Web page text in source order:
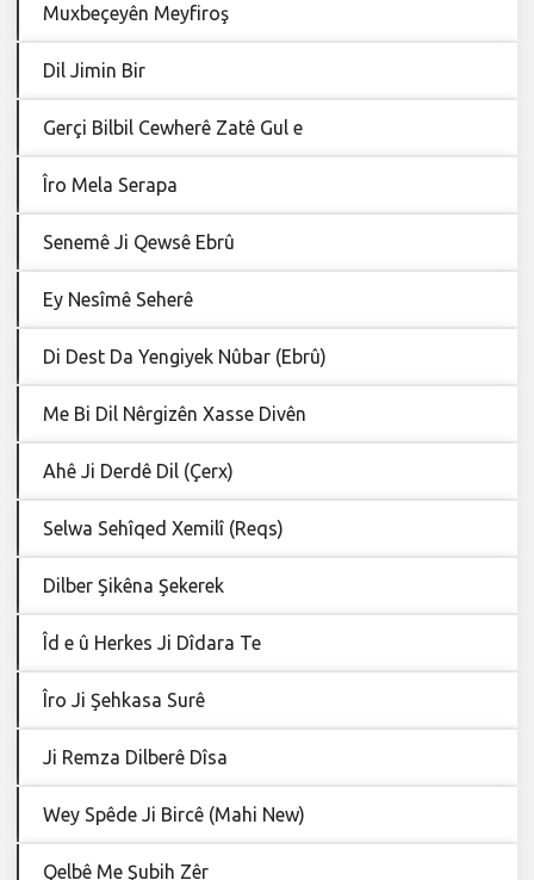
Muxbeçeyên Meyfiroş
Dil Jimin Bir
Gerçi Bilbil Cewherê Zatê Gul e
Îro Mela Serapa
Senemê Ji Qewsê Ebrû
Ey Nesîmê Seherê
Di Dest Da Yengiyek Nûbar (Ebrû)
Me Bi Dil Nêrgizên Xasse Divên
Ahê Ji Derdê Dil (Çerx)
Selwa Sehîqed Xemilî (Reqs)
Dilber Şikêna Şekerek
Îd e û Herkes Ji Dîdara Te
Îro Ji Şehkasa Surê
Ji Remza Dilberê Dîsa
Wey Spêde Ji Bircê (Mahi New)
Qelbê Me Şubih Zêr